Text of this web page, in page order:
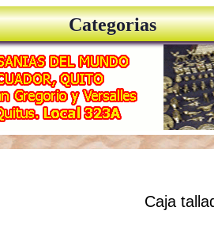
Categorias
Caja